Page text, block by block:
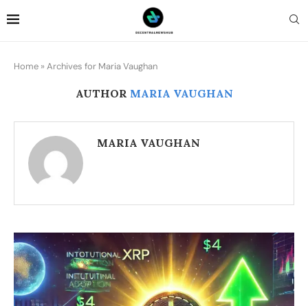
Home » Archives for Maria Vaughan
AUTHOR MARIA VAUGHAN
MARIA VAUGHAN